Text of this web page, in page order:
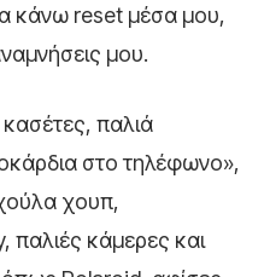
κάνω reset μέσα μου,
μου.
παλιά
στο τηλέφωνο»,
χουπ,
παλιές κάμερες και